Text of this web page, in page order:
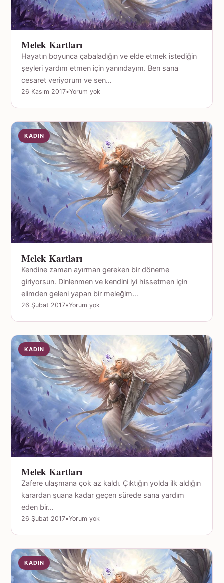
Melek Kartları
Hayatın boyunca çabaladığın ve elde etmek istediğin
şeyleri yardım etmen için yanındayım. Ben sana
cesaret veriyorum ve sen…
26 Kasım 2017•Yorum yok
KADIN
Melek Kartları
Kendine zaman ayırman gereken bir döneme
giriyorsun. Dinlenmen ve kendini iyi hissetmen için
elimden geleni yapan bir meleğim…
26 Şubat 2017•Yorum yok
KADIN
Melek Kartları
Zafere ulaşmana çok az kaldı. Çıktığın yolda ilk aldığın
karardan şuana kadar geçen sürede sana yardım
eden bir…
26 Şubat 2017•Yorum yok
KADIN